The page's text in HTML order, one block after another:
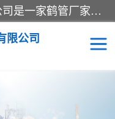
连云港众邦石化设备制造有限公司是一家鹤管厂家主营：鹤管、装车鹤管等，是致力于石油、石化等流体装卸设备(主要产品如鹤管、输油臂、脱缆钩等)的咨询、设计、制造、检测、安装指导、系统调试、维修维护等业务的公司。
限公司
部装卸鹤管